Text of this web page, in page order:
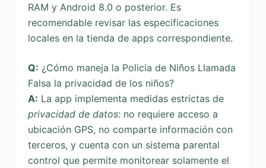
RAM y Android 8.0 o posterior. Es
recomendable revisar las especificaciones
locales en la tienda de apps correspondiente.
Q: ¿Cómo maneja la Policia de Niños Llamada
Falsa la privacidad de los niños?
A: La app implementa medidas estrictas de
privacidad de datos: no requiere acceso a
ubicación GPS, no comparte información con
terceros, y cuenta con un sistema parental
control que permite monitorear solamente el